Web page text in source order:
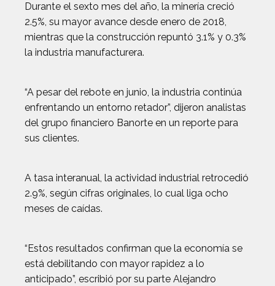
Durante el sexto mes del año, la minería creció
2.5%, su mayor avance desde enero de 2018,
mientras que la construcción repuntó 3.1% y 0.3%
la industria manufacturera.
“A pesar del rebote en junio, la industria continúa
enfrentando un entorno retador”, dijeron analistas
del grupo financiero Banorte en un reporte para
sus clientes.
A tasa interanual, la actividad industrial retrocedió
2.9%, según cifras originales, lo cual liga ocho
meses de caídas.
“Estos resultados confirman que la economía se
está debilitando con mayor rapidez a lo
anticipado”, escribió por su parte Alejandro